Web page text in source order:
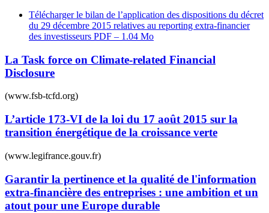
Télécharger le bilan de l’application des dispositions du décret
du 29 décembre 2015 relatives au reporting extra-financier
des investisseurs PDF – 1.04 Mo
La Task force on Climate-related Financial
Disclosure
(www.fsb-tcfd.org)
L’article 173-VI de la loi du 17 août 2015 sur la
transition énergétique de la croissance verte
(www.legifrance.gouv.fr)
Garantir la pertinence et la qualité de l'information
extra-financière des entreprises : une ambition et un
atout pour une Europe durable